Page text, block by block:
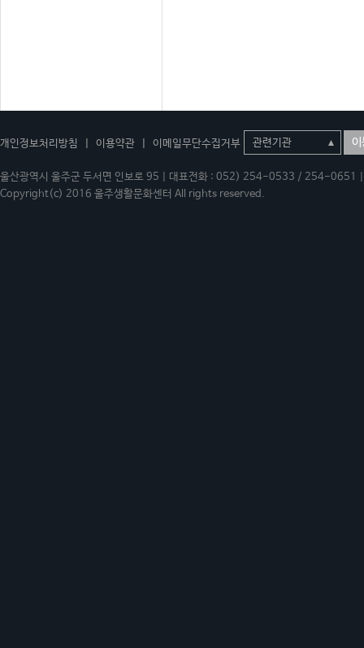
개인정보처리방침 이용약관 이메일무단수집거부 이
울산광역시 울주군 두서면 인보로 95 | 대표전화 : 052) 254-0533 / 254-
Copyright(c) 2016 울주생활문화센터 All rights reserved.